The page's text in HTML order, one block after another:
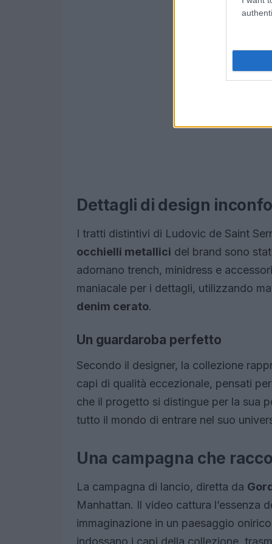
Dettagli di design
I tratti distintivi di Ludovic de Saint
occhielli metallici del brand sono
adornano trench, minidress e
maniacale per i dettagli, utilizzando
denim cerato.
Un guardaroba perfetto
Secondo il designer, la collezione
capi di qualità eccezionale, pensati
che il progetto si distingue per la sua
tutto il mondo di entrare nel suo
Una campagna che
La campagna di lancio, diretta da
Manhattan. Il video cattura l’essenza
immaginazione in un paesaggio